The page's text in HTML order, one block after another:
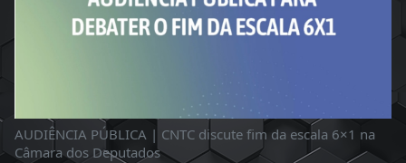
AUDIÊNCIA PÚBLICA | CNTC discute fim da escala 6×1 na
Câmara dos Deputados